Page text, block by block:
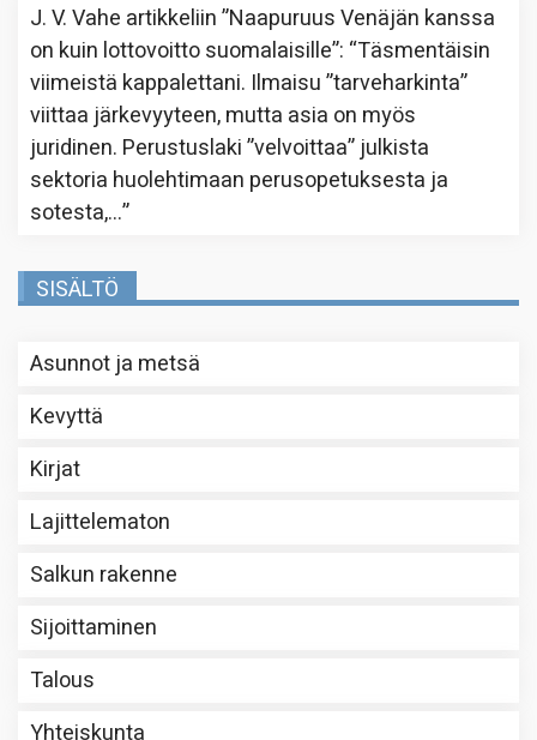
J. V. Vahe artikkeliin”Naapuruus Venäjän kanssa
on kuin lottovoitto suomalaisille”: “Täsmentäisin
viimeistä kappalettani. Ilmaisu ”tarveharkinta”
viittaa järkevyyteen, mutta asia on myös
juridinen. Perustuslaki ”velvoittaa” julkista
sektoria huolehtimaan perusopetuksesta ja
sotesta,…”
SISÄLTÖ
Asunnot ja metsä
Kevyttä
Kirjat
Lajittelematon
Salkun rakenne
Sijoittaminen
Talous
Yhteiskunta